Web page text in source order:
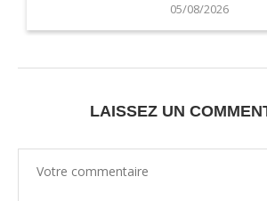
05/08/2026
LAISSEZ UN